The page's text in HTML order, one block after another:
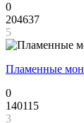
0
204637
5
Пламенные
0
140115
3